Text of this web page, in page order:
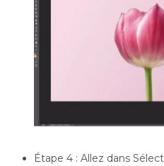
Étape 4 : Allez dans